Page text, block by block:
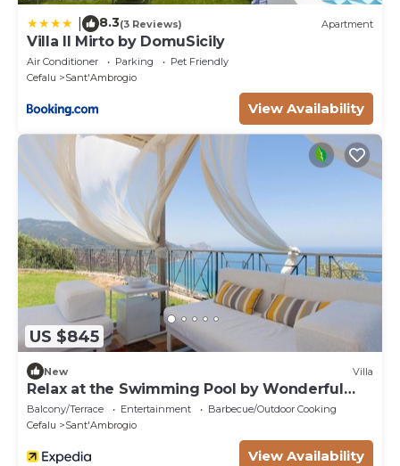
8.3(3 Reviews) Apartment
Villa Il Mirto by DomuSicily
Air Conditioner Parking
Pet Friendly
Cefalu
Sant'Ambrogio
View Availability
US $845
New Villa
Relax at the Swimming Pool by Wonderful
Italy
Balcony/Terrace Entertainment
Barbecue/Outdoor Cooking
Cefalu
Sant'Ambrogio
View Availability